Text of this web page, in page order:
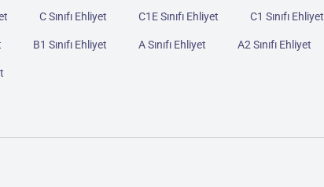
C Sınıfı Ehliyet C1E Sınıfı Ehliyet C1 Sınıfı Ehliyet
B1 Sınıfı Ehliyet A Sınıfı Ehliyet A2 Sınıfı Ehliyet